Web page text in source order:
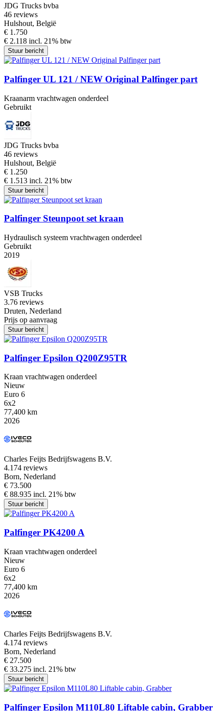
JDG Trucks bvba
46 reviews
Hulshout, België
€ 1.750
€ 2.118 incl. 21% btw
Stuur bericht
Palfinger UL 121 / NEW Original Palfinger part
Kraanarm vrachtwagen onderdeel
Gebruikt
JDG Trucks bvba
46 reviews
Hulshout, België
€ 1.250
€ 1.513 incl. 21% btw
Stuur bericht
Palfinger Steunpoot set kraan
Hydraulisch systeem vrachtwagen onderdeel
Gebruikt
2019
VSB Trucks
3.76 reviews
Druten, Nederland
Prijs op aanvraag
Stuur bericht
Palfinger Epsilon Q200Z95TR
Kraan vrachtwagen onderdeel
Nieuw
Euro 6
6x2
77,400 km
2026
Charles Feijts Bedrijfswagens B.V.
4.1 74 reviews
Born, Nederland
€ 73.500
€ 88.935 incl. 21% btw
Stuur bericht
Palfinger PK4200 A
Kraan vrachtwagen onderdeel
Nieuw
Euro 6
6x2
77,400 km
2026
Charles Feijts Bedrijfswagens B.V.
4.1 74 reviews
Born, Nederland
€ 27.500
€ 33.275 incl. 21% btw
Stuur bericht
Palfinger Epsilon M110L80 Liftable cabin, Grabber